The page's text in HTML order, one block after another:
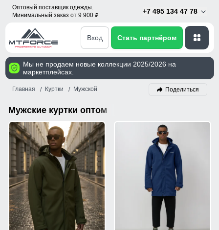
Оптовый поставщик одежды.
Минимальный заказ от 9 900 p
+7 495 134 47 78
Вход Стать партнёром
Мы не продаем новые коллекции 2025/2026 на
маркетплейсах.
Главная Куртки Мужской Поделиться
Мужские куртки оптом